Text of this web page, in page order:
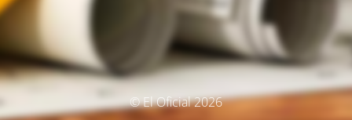
© El Oficial 2026